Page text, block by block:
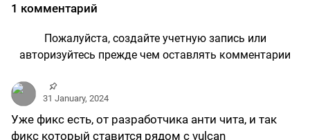
1 комментарий
Пожалуйста, создайте учетную запись или
авторизуйтесь прежде чем оставлять комментарии
31 January, 2024
Уже фикс есть, от разработчика анти чита, и так
фикс который ставится рядом с vulcan